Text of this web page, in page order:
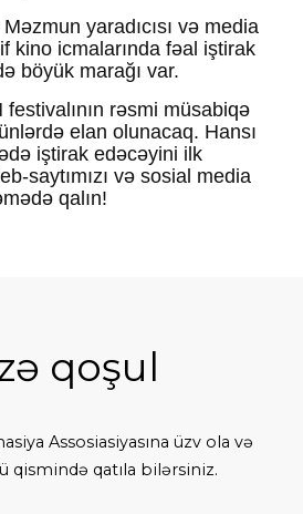
yaradıcısı və media
kino icmalarında fəal iştirak
böyük marağı var.
rəsmi müsabiqə
elan olunacaq. Hansı
iştirak edəcəyini ilk
saytımızı və sosial media
qalın!
qoşul
Assosiasiyasına üzv ola və
qismində qatıla bilərsiniz.